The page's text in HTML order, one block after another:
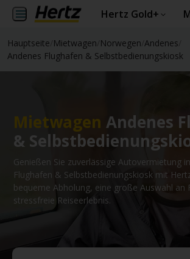
Hertz Gold+
Hauptseite Mietwagen Norwegen Andenes
Andenes Flughafen & Selbstbedienungskiosk
Mietwagen Andenes
&
Genießen Sie zuverlässige Autovermietung
Flughafen & Selbstbedienungskiosk mit
bequeme Abholung, eine große Auswahl an
stressfreie Reiseerlebnis.